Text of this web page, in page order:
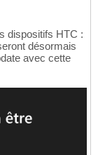
dispositifs HTC :
désormais
avec cette